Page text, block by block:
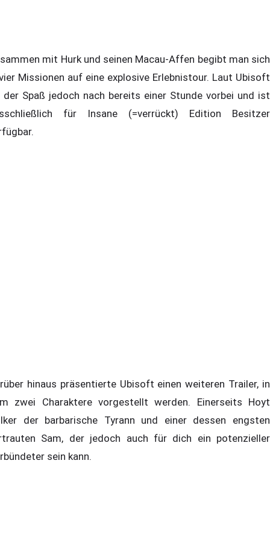
mit Hurk und seinen Macau-Affen begibt man sich
Missionen auf eine explosive Erlebnistour. Laut Ubisoft
Spaß jedoch nach bereits einer Stunde vorbei und ist
für Insane (=verrückt) Edition Besitzer
hinaus präsentierte Ubisoft einen weiteren Trailer, in
zwei Charaktere vorgestellt werden. Einerseits Hoyt
der barbarische Tyrann und einer dessen engsten
Sam, der jedoch auch für dich ein potenzieller
sein kann.